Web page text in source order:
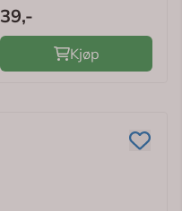
39,-
Kjøp